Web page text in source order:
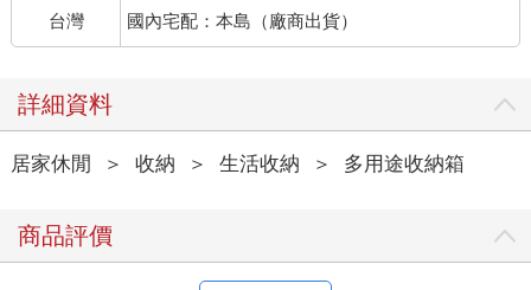
台灣 國內宅配：本島（廠商出貨）
詳細資料
居家休閒 ＞ 收納 ＞ 生活收納 ＞ 多用途收納箱
商品評價